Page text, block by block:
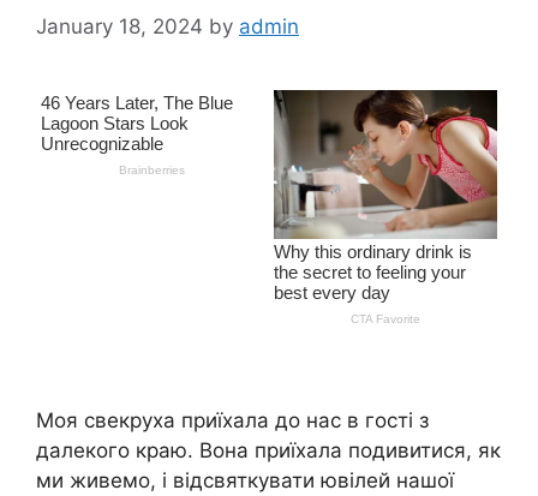
January 18, 2024 by admin
Моя свекруха приїхала до нас в гості з
далекого краю. Вона приїхала подивитися, як
ми живемо, і відсвяткувати ювілей нашої